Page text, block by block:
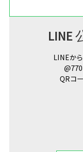
LINE
LINEか
QRコ